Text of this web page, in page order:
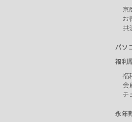
京
お
共
パソ
福利
福
会
チ
永年